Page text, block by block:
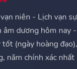
niên - Lịch vạn
dương hôm nay
(ngày hoàng
năm chính xác